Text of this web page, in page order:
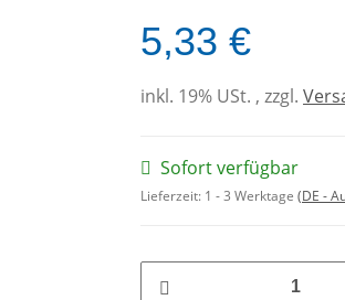
5,33 €
inkl. 19% USt. , zzgl.
Sofort verfügbar
Lieferzeit: 1 - 3 Werktage (DE -